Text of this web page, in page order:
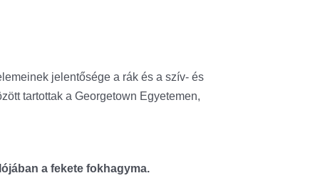
jelentősége a rák és a szív- és
tartottak a Georgetown Egyetemen,
a fekete fokhagyma.